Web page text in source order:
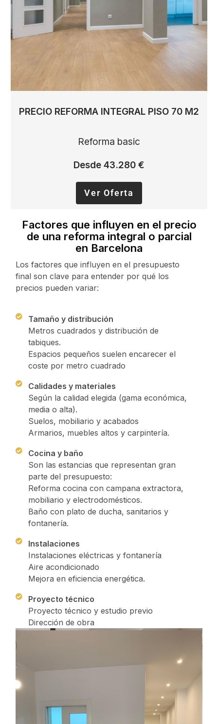
PRECIO REFORMA INTEGRAL PISO 70 M2
Reforma basic
Desde 43.280 €
Ver Oferta
Factores que influyen en el precio
de una reforma integral o parcial
en Barcelona
Los factores que influyen en el presupuesto
final son clave para entender por qué los
precios pueden variar:
Tamaño y distribución
Metros cuadrados y distribución de
tabiques.
Espacios pequeños suelen encarecer el
coste por metro cuadrado
Calidades y materiales
Según la calidad elegida (gama económica,
media o alta).
Suelos, mobiliario y acabados
Armarios, muebles altos y carpintería.
Cocina y baño
Son las estancias que representan gran
parte del presupuesto:
Reforma cocina con campana extractora,
mobiliario y electrodomésticos.
Baño con plato de ducha, sanitarios y
fontanería.
Instalaciones
Instalaciones eléctricas y fontanería
Aire acondicionado
Mejora en eficiencia energética.
Proyecto técnico
Proyecto técnico y estudio previo
Dirección de obra